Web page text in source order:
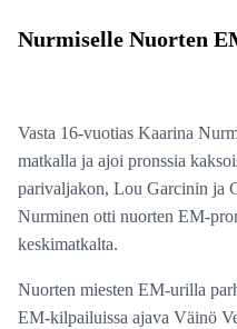
Nurmiselle Nuorten
Vasta 16-vuotias Kaarina
matkalla ja ajoi pronssia
parivaljakon, Lou Garcinin ja
Nurminen otti nuorten EM-
keskimatkalta.
Nuorten miesten EM-urilla
EM-kilpailuissa ajava Väinö